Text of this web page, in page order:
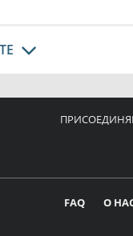
FAQ О